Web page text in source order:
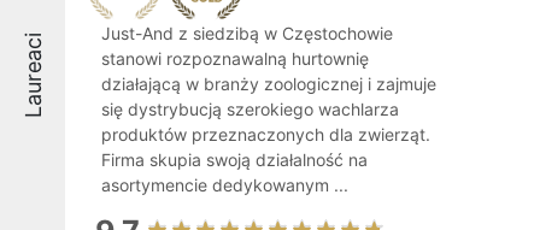
Laureaci
Just-And z siedzibą w Częstochowie
stanowi rozpoznawalną hurtownię
działającą w branży zoologicznej i zajmuje
się dystrybucją szerokiego wachlarza
produktów przeznaczonych dla zwierząt.
Firma skupia swoją działalność na
asortymencie dedykowanym ...